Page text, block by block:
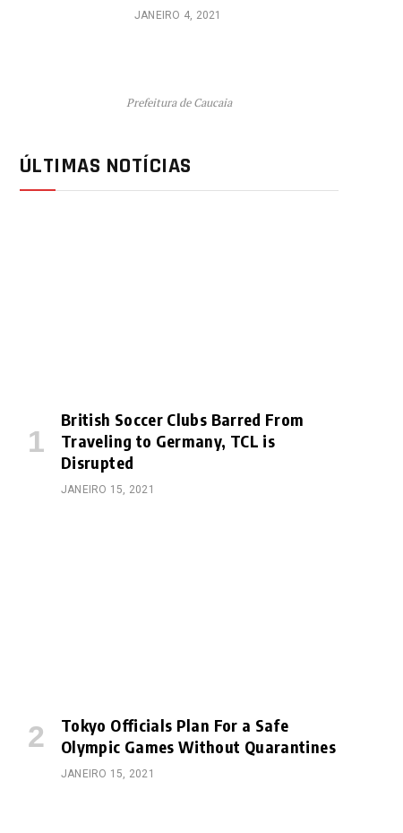
JANEIRO 4, 2021
Prefeitura de Caucaia
ÚLTIMAS NOTÍCIAS
British Soccer Clubs Barred From
Traveling to Germany, TCL is
Disrupted
JANEIRO 15, 2021
Tokyo Officials Plan For a Safe
Olympic Games Without Quarantines
JANEIRO 15, 2021